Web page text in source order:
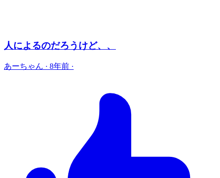
人によるのだろうけど、、
あーちゃん · 8年前 ·